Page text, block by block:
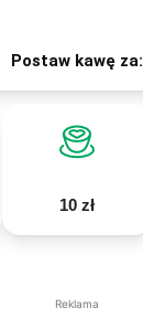
Postaw kawę za:
10 zł
Reklama